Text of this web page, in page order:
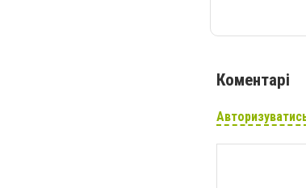
Коментарі